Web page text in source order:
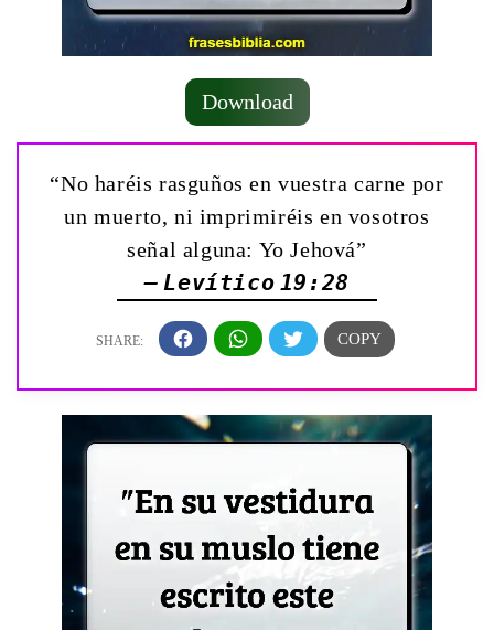
Download
“No haréis rasguños en vuestra carne por
un muerto, ni imprimiréis en vosotros
señal alguna: Yo Jehová”
— Levítico 19:28